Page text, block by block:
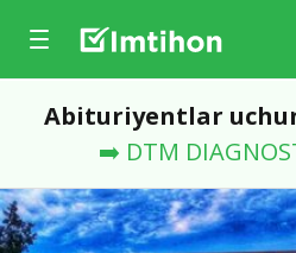
Abituriyentlar
➡️ DTM